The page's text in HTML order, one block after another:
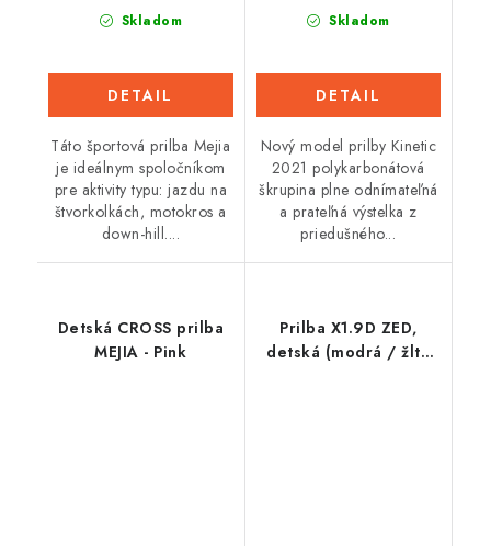
Skladom
DETAIL
Táto športová prilba Mejia
je ideálnym spoločníkom
pre aktivity typu: jazdu na
štvorkolkách, motokros a
down-hill....
Skladom
DETAIL
Nový model prilby Kinetic
2021 polykarbonátová
škrupina plne odnímateľná
a prateľná výstelka z
priedušného...
Detská CROSS prilba
MEJIA - Pink
Prilba X1.9D ZED,
detská (modrá / žltá